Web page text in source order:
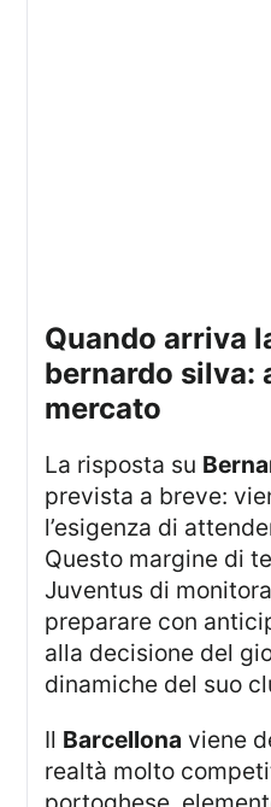
quando arriva la risposta su
bernardo silva:
mercato
La risposta su
prevista a breve:
l’esigenza di
Questo margine di
Juventus di
preparare con
alla decisione del
dinamiche del suo
Il Barcellona viene
realtà molto